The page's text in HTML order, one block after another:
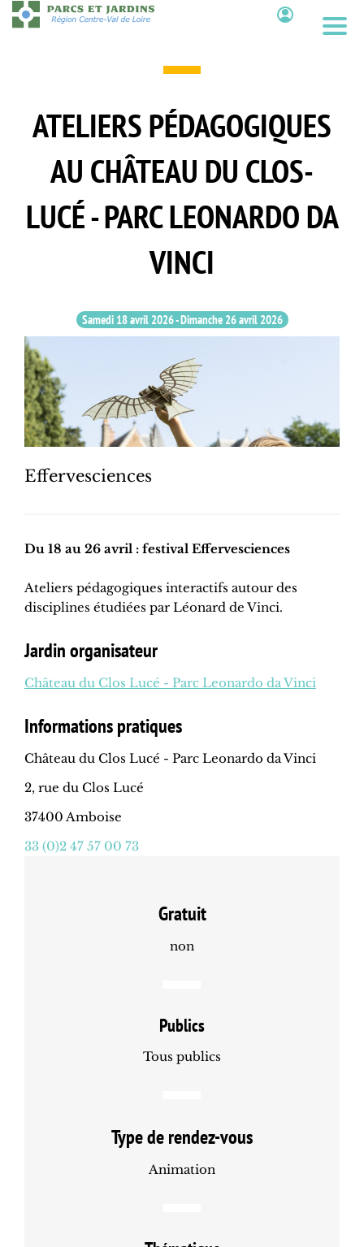
Aller
au
ATELIERS PÉDAGOGIQUES
AU CHÂTEAU DU CLOS-
LUCÉ - PARC LEONARDO DA
VINCI
Samedi 18 avril 2026-Dimanche 26 avril 2026
Effervesciences
Du 18 au 26 avril : festival Effervesciences
Ateliers pédagogiques interactifs autour des
disciplines étudiées par Léonard de Vinci.
Jardin organisateur
Château du Clos Lucé - Parc Leonardo da Vinci
Informations pratiques
Château du Clos Lucé - Parc Leonardo da Vinci
2, rue du Clos Lucé
37400 Amboise
33 (0)2 47 57 00 73
Gratuit
non
Publics
Tous publics
Type de rendez-vous
Animation